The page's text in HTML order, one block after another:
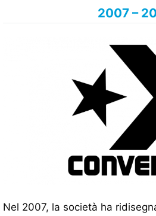
2007 –
Nel 2007, la società ha